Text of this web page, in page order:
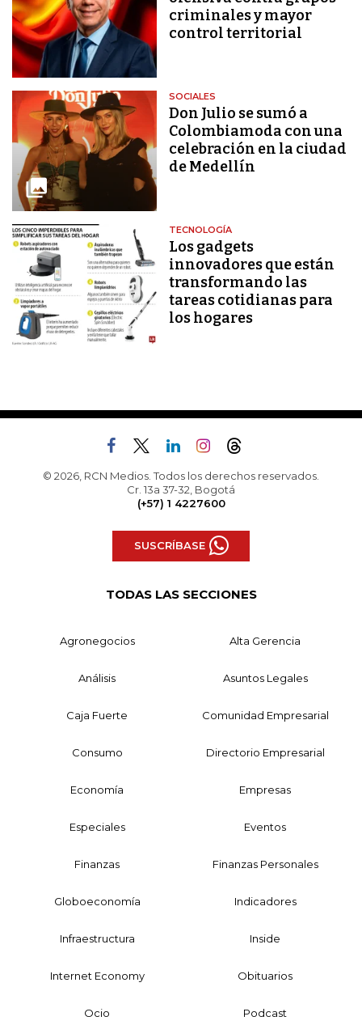
criminales y mayor
control territorial
SOCIALES
Don Julio se sumó a
Colombiamoda con una
celebración en la ciudad
de Medellín
TECNOLOGÍA
Los gadgets
innovadores que están
transformando las
tareas cotidianas para
los hogares
© 2026, RCN Medios. Todos los derechos reservados.
Cr. 13a 37-32, Bogotá
(+57) 1 4227600
SUSCRÍBASE
TODAS LAS SECCIONES
Agronegocios Alta Gerencia
Análisis Asuntos Legales
Caja Fuerte Comunidad Empresarial
Consumo Directorio Empresarial
Economía Empresas
Especiales Eventos
Finanzas Finanzas Personales
Globoeconomía Indicadores
Infraestructura Inside
Internet Economy Obituarios
Ocio Podcast